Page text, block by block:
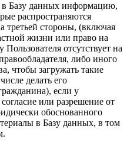
в Базу данных информацию,
распространяются
третьей стороны, (включая
жизни или право на
отсутствует на
либо иного
чтобы загружать такие
делать его
если у
или разрешение от
обоснованного
в Базу данных, в том